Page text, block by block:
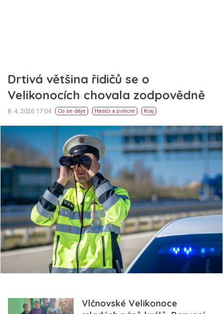
Drtivá většina řidičů se o
Velikonocích chovala zodpovědně
8. 4. 2026 17:04 Co se děje Hasiči a policie Kraj
Vlčnovské Velikonoce